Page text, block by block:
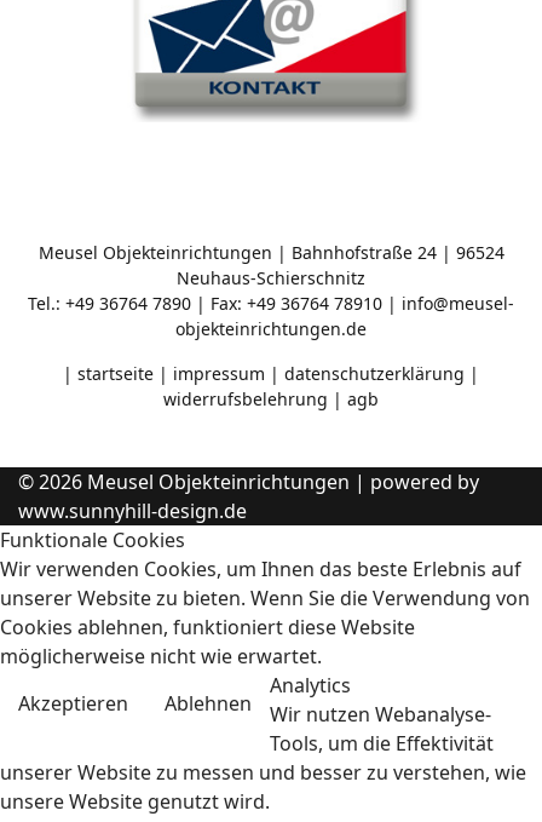
Meusel Objekteinrichtungen | Bahnhofstraße 24 | 96524
Neuhaus-Schierschnitz
Tel.: +49 36764 7890 | Fax: +49 36764 78910 | info@meusel-
objekteinrichtungen.de
| startseite | impressum | datenschutzerklärung |
widerrufsbelehrung | agb
© 2026 Meusel Objekteinrichtungen | powered by
www.sunnyhill-design.de
Funktionale Cookies
Wir verwenden Cookies, um Ihnen das beste Erlebnis auf
unserer Website zu bieten. Wenn Sie die Verwendung von
Cookies ablehnen, funktioniert diese Website
möglicherweise nicht wie erwartet.
Akzeptieren
Ablehnen
Analytics
Wir nutzen Webanalyse-
Tools, um die Effektivität
unserer Website zu messen und besser zu verstehen, wie
unsere Website genutzt wird.